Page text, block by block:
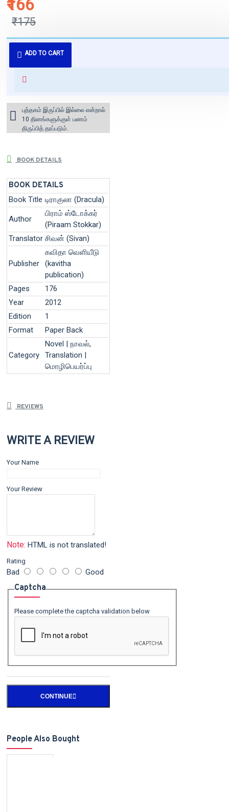
₹166
₹175
ADD TO CART
புத்தகம் 3 - 7 நாட்களில் அனுப்பி
வைக்கப்படும்.
for orders above ₹1000 within
புத்தகம் இருப்பில் இல்லை என்றால்
10 தினங்களுக்குள் பணம்
திருப்பித் தரப்படும்.
BOOK DETAILS
BOOK DETAILS
Book Title டிராகுலா (Dracula)
Author
பிராம் ஸ்டோக்கர்
(Piraam Stokkar)
Translator சிவன் (Sivan)
Publisher
கவிதா வெளியீடு
(kavitha
publication)
Pages
176
Year
2012
Edition
1
Format
Paper Back
Category
Novel | நாவல்,
Translation |
மொழிபெயர்ப்பு
REVIEWS
WRITE A REVIEW
Your Name
Your Review
Note: HTML is not translated!
Rating
Bad Good
Captcha
Please complete the captcha validation below
CONTINUE
People Also Bought